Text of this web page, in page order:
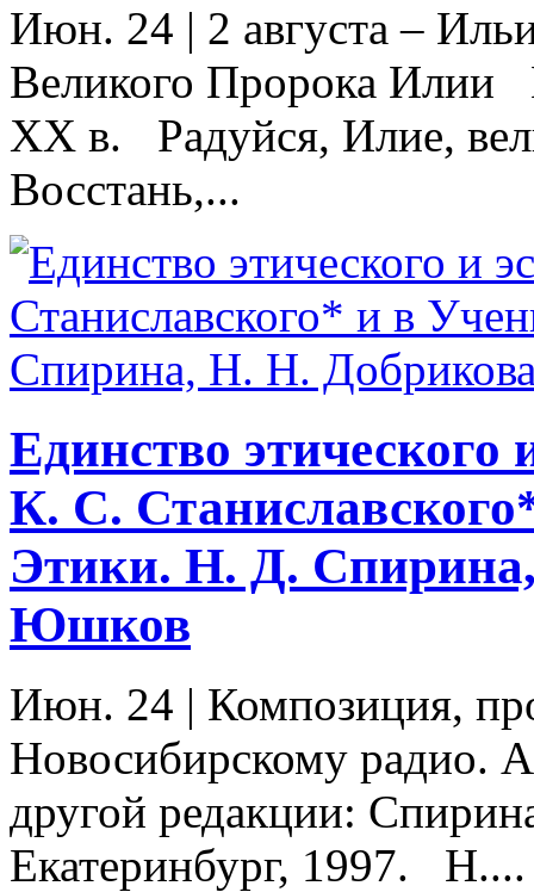
Июн. 24 | 2 августа –
Великого Пророка
XX в. Радуйся, Илие,
Восстань,...
Единство этического
К. С.
Этики. Н. Д.
Юшков
Июн. 24 | Композиция,
Новосибирскому радио.
другой редакции:
Екатеринбург, 1997. Н....